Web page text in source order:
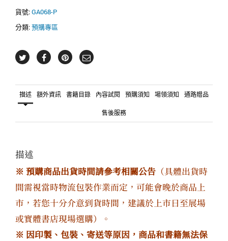
貨號:GA068-P
分類:預購專區
描述 額外資訊 書籍目錄 內容試閱 預購須知 場領須知 通路贈品
售後服務
描述
※ 預購商品出貨時間請參考相關公告 （具體出貨時
間需視當時物流包裝作業而定，可能會晚於商品上
市，若您十分介意到貨時間，建議於上市日至展場
或實體書店現場選購）。
※ 因印製、包裝、寄送等原因，商品和書籍無法保